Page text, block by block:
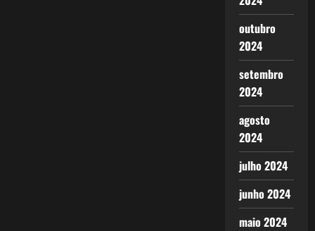
outubro
2024
setembro
2024
agosto
2024
julho 2024
junho 2024
maio 2024